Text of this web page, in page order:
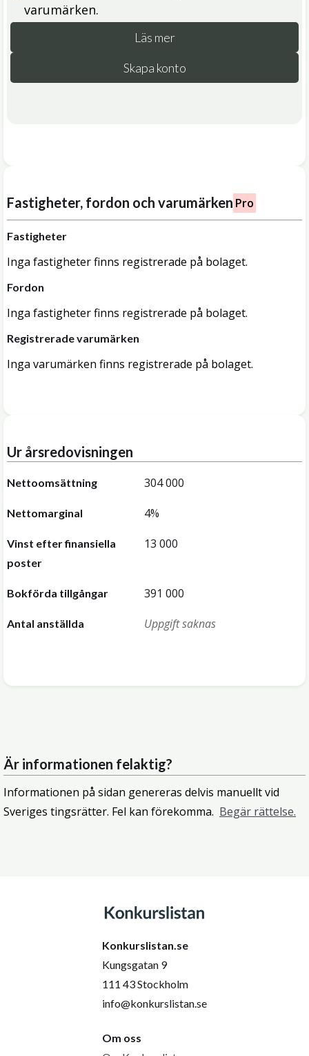
varumärken.
Läs mer
Skapa konto
Fastigheter, fordon och varumärken Pro
Fastigheter
Inga fastigheter finns registrerade på bolaget.
Fordon
Inga fastigheter finns registrerade på bolaget.
Registrerade varumärken
Inga varumärken finns registrerade på bolaget.
Ur årsredovisningen
Nettoomsättning 304 000
Nettomarginal 4%
Vinst efter finansiella
poster
13 000
Bokförda tillgångar 391 000
Antal anställda Uppgift saknas
Är informationen felaktig?
Informationen på sidan genereras delvis manuellt vid
Sveriges tingsrätter. Fel kan förekomma. Begär rättelse.
Konkurslistan.se
Kungsgatan 9
111 43 Stockholm
info@konkurslistan.se
Om oss